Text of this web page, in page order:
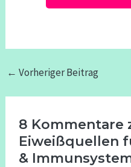
← Vorheriger Beitrag
8 Kommentare
Eiweißquellen
&